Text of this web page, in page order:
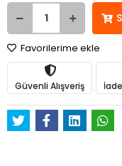
Favorilerime ekle
Güvenli Alışveriş